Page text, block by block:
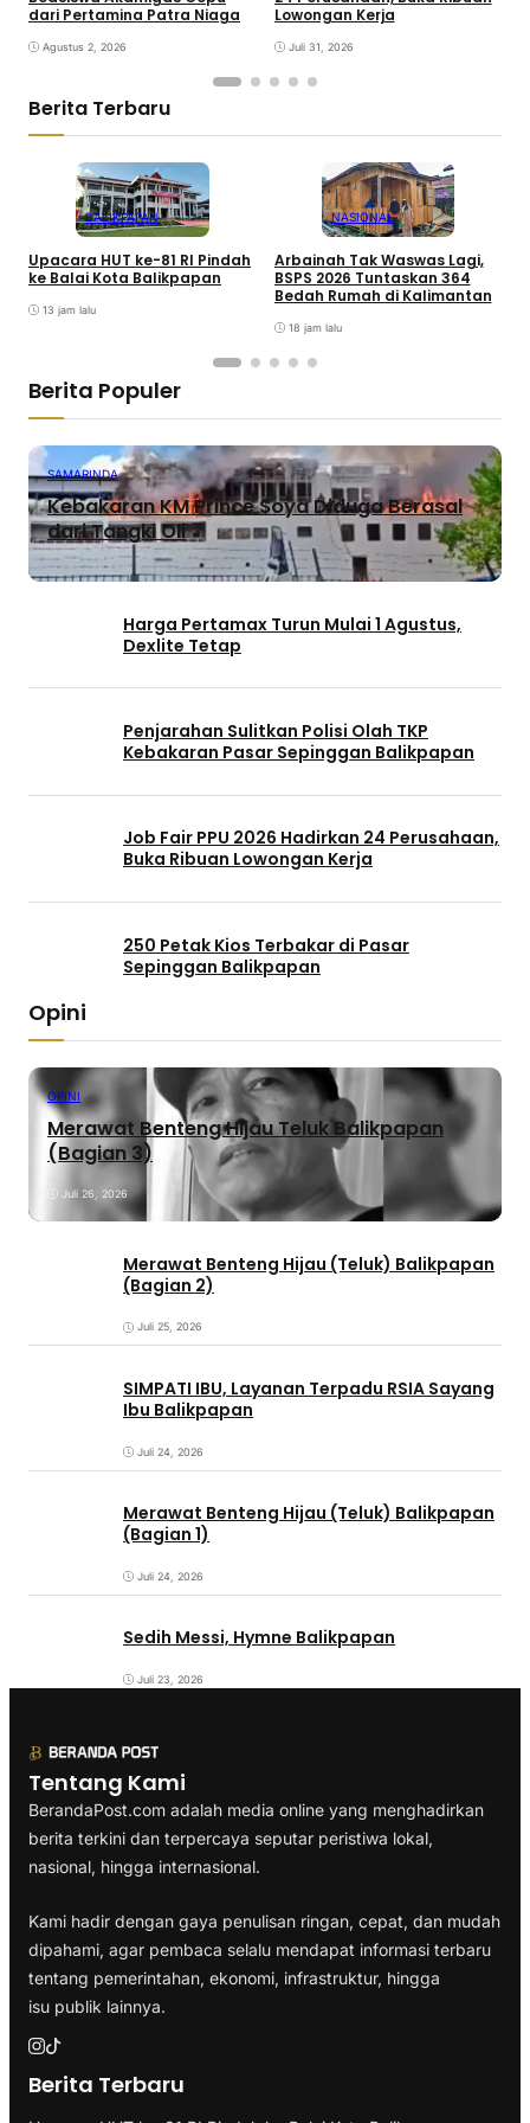
dari Pertamina Patra Niaga
Agustus 2, 2026
Lowongan Kerja
Juli 31, 2026
Berita Terbaru
BALIKPAPAN
Upacara HUT ke-81 RI Pindah
ke Balai Kota Balikpapan
13 jam lalu
NASIONAL
Arbainah Tak Waswas Lagi,
BSPS 2026 Tuntaskan 364
Bedah Rumah di Kalimantan
18 jam lalu
Berita Populer
SAMARINDA
Kebakaran KM Prince Soya Diduga Berasal
dari Tangki Oli
Harga Pertamax Turun Mulai 1 Agustus,
Dexlite Tetap
Penjarahan Sulitkan Polisi Olah TKP
Kebakaran Pasar Sepinggan Balikpapan
Job Fair PPU 2026 Hadirkan 24 Perusahaan,
Buka Ribuan Lowongan Kerja
250 Petak Kios Terbakar di Pasar
Sepinggan Balikpapan
Opini
OPINI
Merawat Benteng Hijau Teluk Balikpapan
(Bagian 3)
Juli 26, 2026
Merawat Benteng Hijau (Teluk) Balikpapan
(Bagian 2)
Juli 25, 2026
SIMPATI IBU, Layanan Terpadu RSIA Sayang
Ibu Balikpapan
Juli 24, 2026
Merawat Benteng Hijau (Teluk) Balikpapan
(Bagian 1)
Juli 24, 2026
Sedih Messi, Hymne Balikpapan
Juli 23, 2026
Tentang Kami
BerandaPost.com adalah media online yang menghadirkan
berita terkini dan terpercaya seputar peristiwa lokal,
nasional, hingga internasional.
Kami hadir dengan gaya penulisan ringan, cepat, dan mudah
dipahami, agar pembaca selalu mendapat informasi terbaru
tentang pemerintahan, ekonomi, infrastruktur, hingga
isu publik lainnya.
Berita Terbaru